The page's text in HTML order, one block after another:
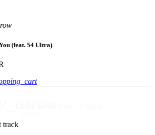
(feat. 54 Ultra)